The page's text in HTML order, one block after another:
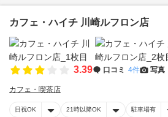
カフェ・ハイチ 川崎ルフロン店
3.39 口コミ 4件 写真
カフェ・喫茶店
日祝OK 21時以降OK 駐車場有